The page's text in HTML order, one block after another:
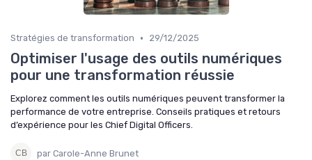
Stratégies de transformation • 29/12/2025
Optimiser l'usage des outils numériques
pour une transformation réussie
Explorez comment les outils numériques peuvent transformer la
performance de votre entreprise. Conseils pratiques et retours
d’expérience pour les Chief Digital Officers.
par Carole-Anne Brunet